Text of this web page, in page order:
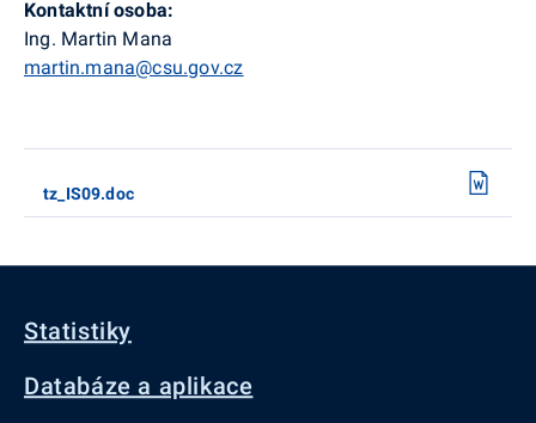
Kontaktní osoba:
Ing. Martin Mana
martin.mana@csu.gov.cz
tz_IS09.doc
Statistiky
Databáze a aplikace